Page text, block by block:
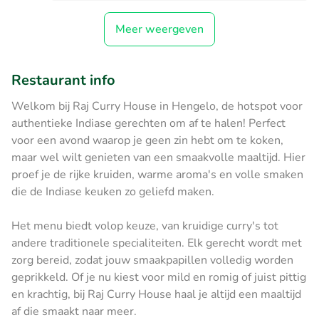
Meer weergeven
Restaurant info
Welkom bij Raj Curry House in Hengelo, de hotspot voor
authentieke Indiase gerechten om af te halen! Perfect
voor een avond waarop je geen zin hebt om te koken,
maar wel wilt genieten van een smaakvolle maaltijd. Hier
proef je de rijke kruiden, warme aroma's en volle smaken
die de Indiase keuken zo geliefd maken.
Het menu biedt volop keuze, van kruidige curry's tot
andere traditionele specialiteiten. Elk gerecht wordt met
zorg bereid, zodat jouw smaakpapillen volledig worden
geprikkeld. Of je nu kiest voor mild en romig of juist pittig
en krachtig, bij Raj Curry House haal je altijd een maaltijd
af die smaakt naar meer.